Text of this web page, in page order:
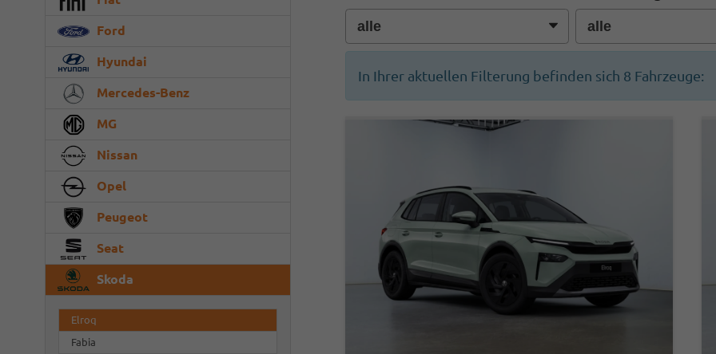
In Ihrer aktuellen Filterung befinden sich 8 Fahrzeuge:
Ford
Hyundai
Mercedes-Benz
MG
Nissan
Opel
Peugeot
Seat
Skoda
Elroq
Fabia